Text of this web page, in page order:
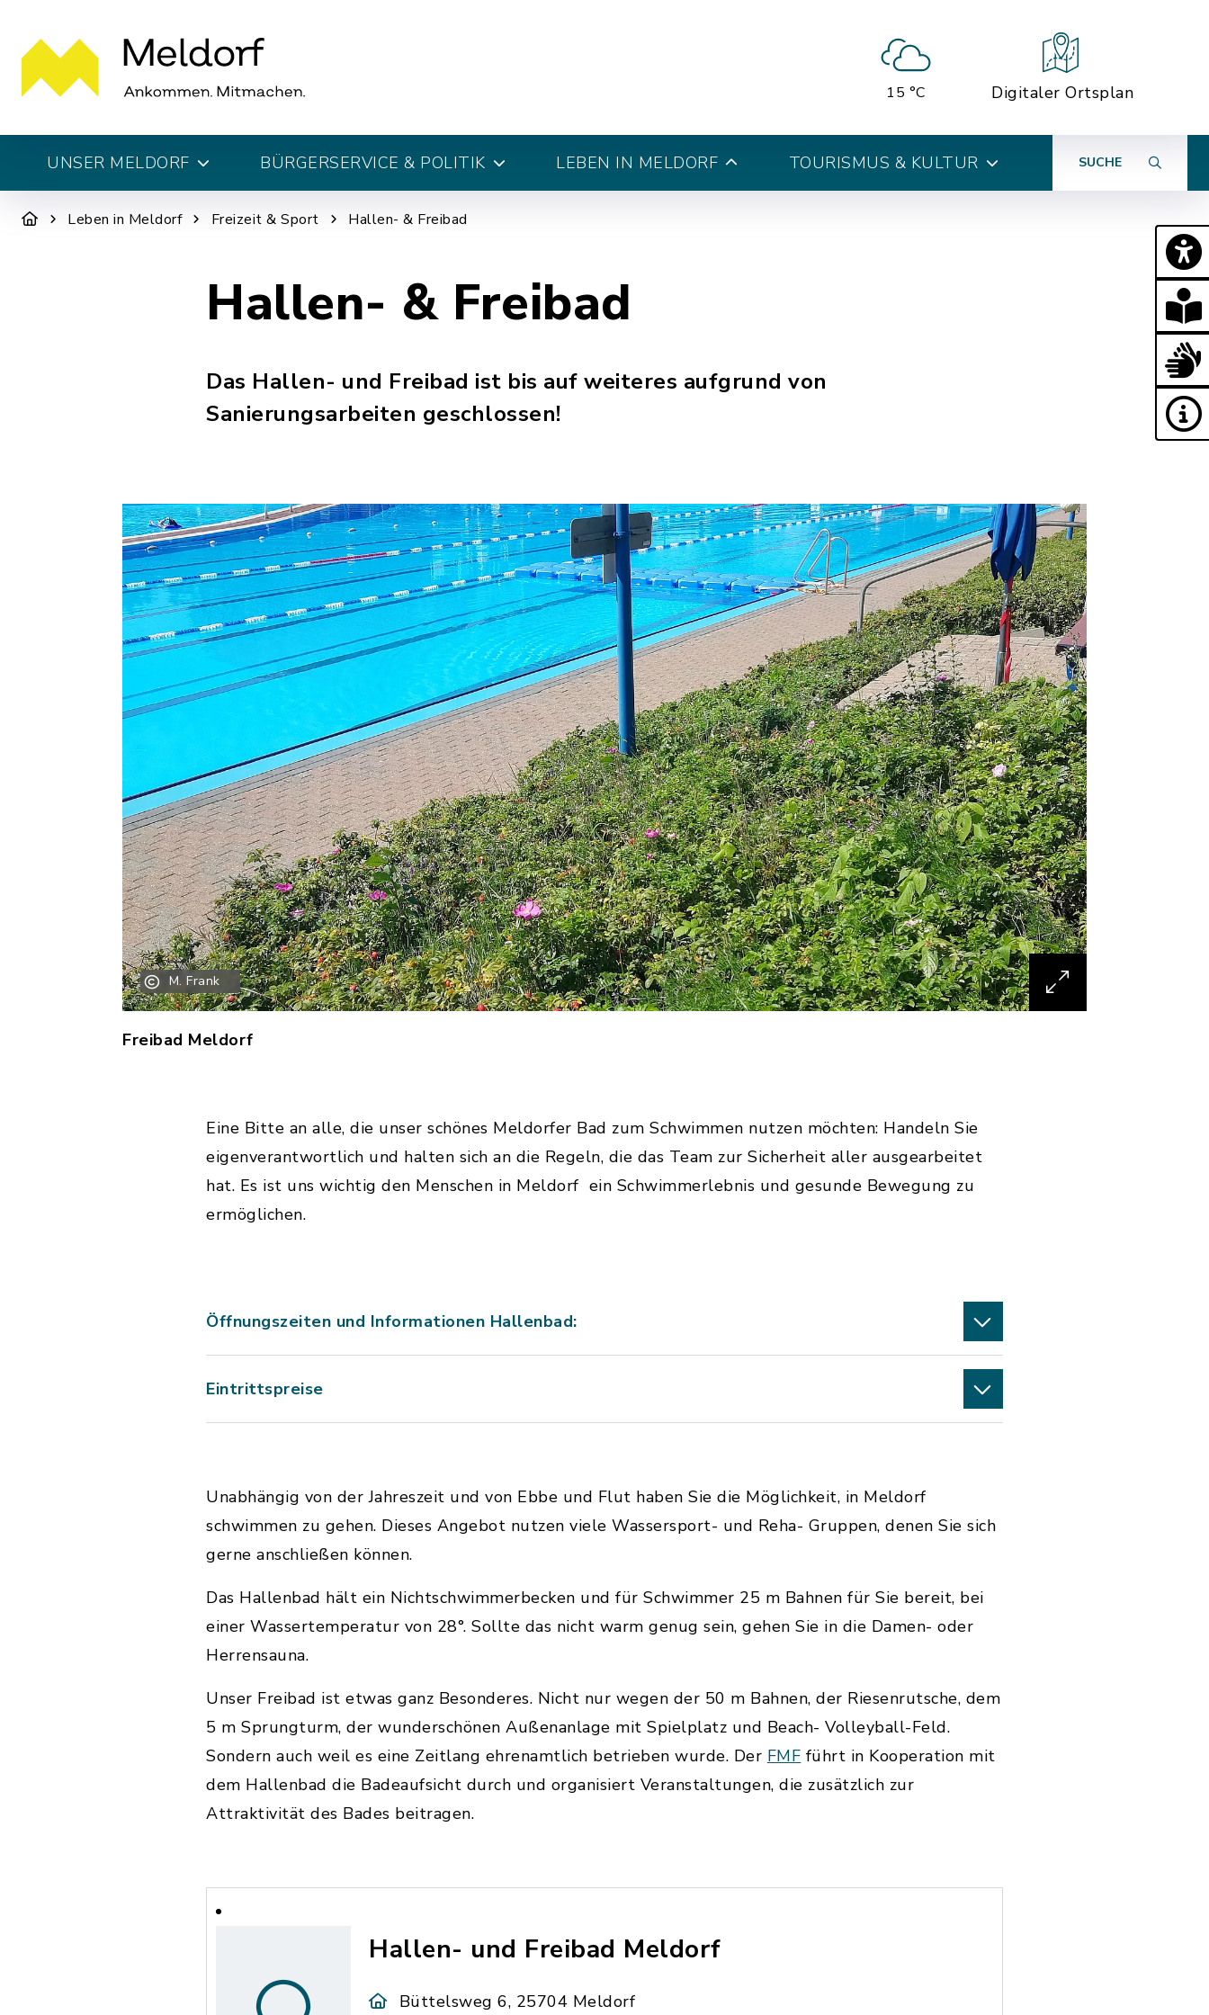
15 °C Digitaler Ortsplan
UNSER MELDORF BÜRGERSERVICE & POLITIK LEBEN IN MELDORF TOURISMUS & KULTUR SUCHE
Leben in Meldorf Freizeit & Sport Hallen- & Freibad
Hallen- & Freibad
Das Hallen- und Freibad ist bis auf weiteres aufgrund von
Sanierungsarbeiten geschlossen!
M. Frank
Freibad Meldorf
Eine Bitte an alle, die unser schönes Meldorfer Bad zum Schwimmen nutzen möchten: Handeln Sie
eigenverantwortlich und halten sich an die Regeln, die das Team zur Sicherheit aller ausgearbeitet
hat. Es ist uns wichtig den Menschen in Meldorf ein Schwimmerlebnis und gesunde Bewegung zu
ermöglichen.
Öffnungszeiten und Informationen Hallenbad:
Eintrittspreise
Unabhängig von der Jahreszeit und von Ebbe und Flut haben Sie die Möglichkeit, in Meldorf
schwimmen zu gehen. Dieses Angebot nutzen viele Wassersport- und Reha- Gruppen, denen Sie sich
gerne anschließen können.
Das Hallenbad hält ein Nichtschwimmerbecken und für Schwimmer 25 m Bahnen für Sie bereit, bei
einer Wassertemperatur von 28°. Sollte das nicht warm genug sein, gehen Sie in die Damen- oder
Herrensauna.
Unser Freibad ist etwas ganz Besonderes. Nicht nur wegen der 50 m Bahnen, der Riesenrutsche, dem
5 m Sprungturm, der wunderschönen Außenanlage mit Spielplatz und Beach- Volleyball-Feld.
Sondern auch weil es eine Zeitlang ehrenamtlich betrieben wurde. Der FMF führt in Kooperation mit
dem Hallenbad die Badeaufsicht durch und organisiert Veranstaltungen, die zusätzlich zur
Attraktivität des Bades beitragen.
Hallen- und Freibad Meldorf
Büttelsweg 6, 25704 Meldorf